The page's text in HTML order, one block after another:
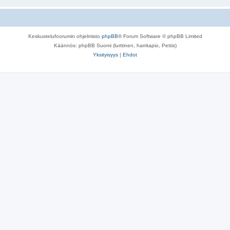
Keskustelufoorumin ohjelmisto phpBB® Forum Software © phpBB Limited
Käännös: phpBB Suomi (lurttinen, harritapio, Pettis)
Yksityisyys | Ehdot